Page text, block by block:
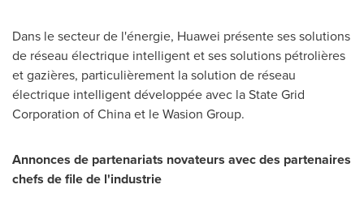
Dans le secteur de l'énergie, Huawei présente ses solutions
de réseau électrique intelligent et ses solutions pétrolières
et gazières, particulièrement la solution de réseau
électrique intelligent développée avec la State Grid
Corporation ofChinaet le Wasion Group.
Annonces de partenariats novateurs avec des partenaires
chefs de file de l'industrie